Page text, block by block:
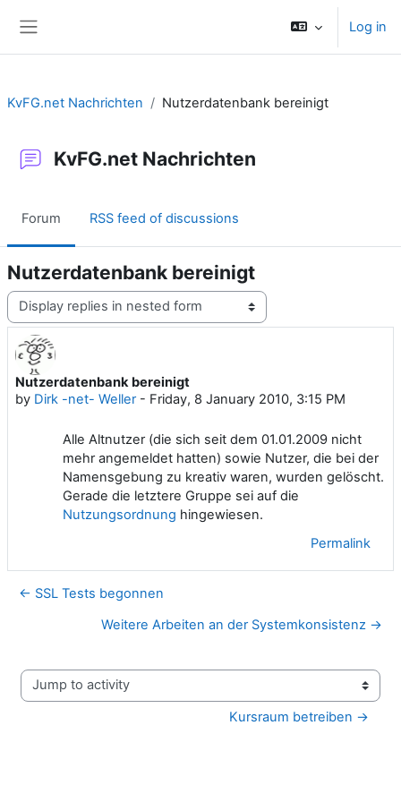
Log in
KvFG.net Nachrichten Nutzerdatenbank bereinigt
KvFG.net Nachrichten
Forum RSS feed of discussions
Nutzerdatenbank bereinigt
Display mode
Nutzerdatenbank bereinigt
by Dirk -net- Weller- Friday, 8 January 2010, 3:15 PM
Number of replies: 0
Alle Altnutzer (die sich seit dem 01.01.2009 nicht
mehr angemeldet hatten) sowie Nutzer, die bei der
Namensgebung zu kreativ waren, wurden gelöscht.
Gerade die letztere Gruppe sei auf die
Nutzungsordnung hingewiesen.
Permalink
← SSL Tests begonnen
Weitere Arbeiten an der Systemkonsistenz →
Jump to activity
Kursraum betreiben →